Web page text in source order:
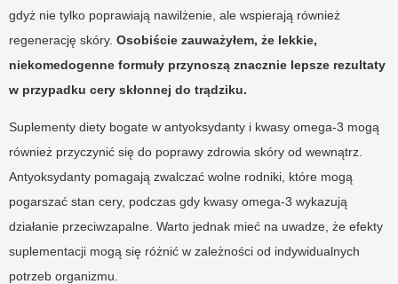
gdyż nie tylko poprawiają nawilżenie, ale wspierają również
regenerację skóry. Osobiście zauważyłem, że lekkie,
niekomedogenne formuły przynoszą znacznie lepsze rezultaty
w przypadku cery skłonnej do trądziku.
Suplementy diety bogate w antyoksydanty i kwasy omega-3 mogą
również przyczynić się do poprawy zdrowia skóry od wewnątrz.
Antyoksydanty pomagają zwalczać wolne rodniki, które mogą
pogarszać stan cery, podczas gdy kwasy omega-3 wykazują
działanie przeciwzapalne. Warto jednak mieć na uwadze, że efekty
suplementacji mogą się różnić w zależności od indywidualnych
potrzeb organizmu.